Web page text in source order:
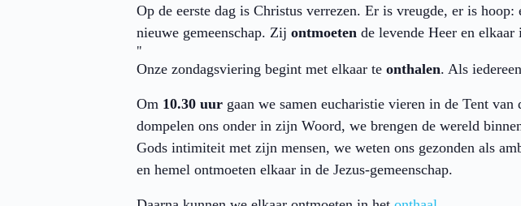
Op de eerste dag is Christus verrezen. Er is vreugde, er is
nieuwe gemeenschap. Zij ontmoeten de levende Heer en
Onze zondagsviering begint met elkaar te onthalen. Als
Om 10.30 uur gaan we samen eucharistie vieren in de Tent van
dompelen ons onder in zijn Woord, we brengen de wereld
Gods intimiteit met zijn mensen, we weten ons gezonden als
en hemel ontmoeten elkaar in de Jezus-gemeenschap.